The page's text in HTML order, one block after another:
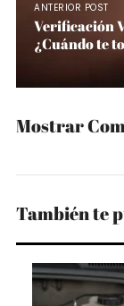
ANTERIOR POST
Verificación
¿Cuándo te
Mostrar
También te